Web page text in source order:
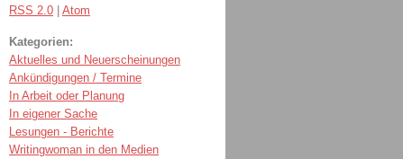
RSS 2.0 | Atom
Kategorien:
Aktuelles und Neuerscheinungen
Ankündigungen / Termine
In Arbeit oder Planung
In eigener Sache
Lesungen - Berichte
Writingwoman in den Medien